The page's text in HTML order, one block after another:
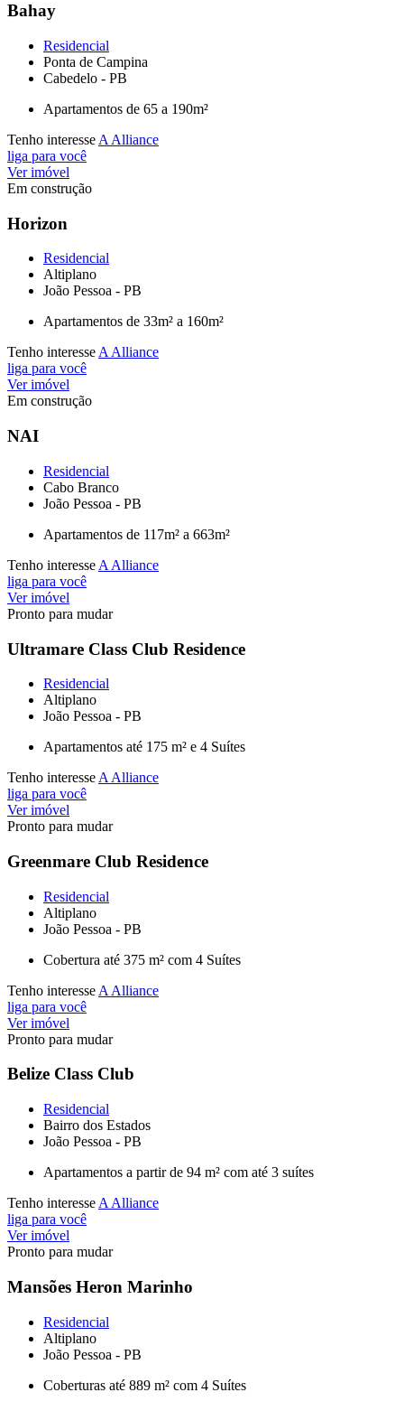
Bahay
Residencial
Ponta de Campina
Cabedelo - PB
Apartamentos de 65 a 190m²
Tenho interesse A Alliance
liga para você
Ver imóvel
Em construção
Horizon
Residencial
Altiplano
João Pessoa - PB
Apartamentos de 33m² a 160m²
Tenho interesse A Alliance
liga para você
Ver imóvel
Em construção
NAI
Residencial
Cabo Branco
João Pessoa - PB
Apartamentos de 117m² a 663m²
Tenho interesse A Alliance
liga para você
Ver imóvel
Pronto para mudar
Ultramare Class Club Residence
Residencial
Altiplano
João Pessoa - PB
Apartamentos até 175 m² e 4 Suítes
Tenho interesse A Alliance
liga para você
Ver imóvel
Pronto para mudar
Greenmare Club Residence
Residencial
Altiplano
João Pessoa - PB
Cobertura até 375 m² com 4 Suítes
Tenho interesse A Alliance
liga para você
Ver imóvel
Pronto para mudar
Belize Class Club
Residencial
Bairro dos Estados
João Pessoa - PB
Apartamentos a partir de 94 m² com até 3 suítes
Tenho interesse A Alliance
liga para você
Ver imóvel
Pronto para mudar
Mansões Heron Marinho
Residencial
Altiplano
João Pessoa - PB
Coberturas até 889 m² com 4 Suítes